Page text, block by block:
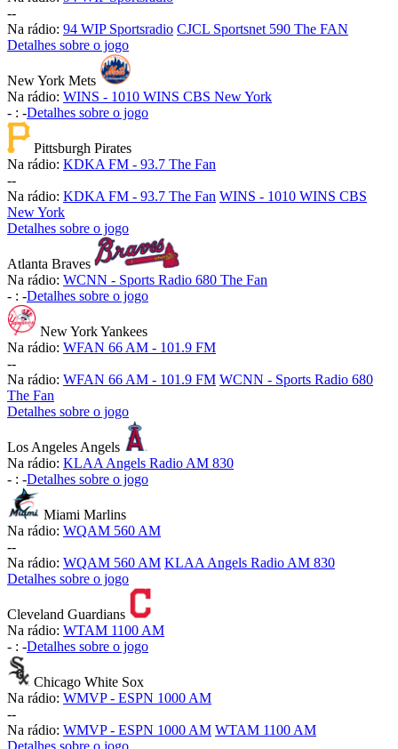
--
Na rádio: 94 WIP Sportsradio CJCL Sportsnet 590 The FAN
Detalhes sobre o jogo
New York Mets
Na rádio: WINS - 1010 WINS CBS New York
- : -Detalhes sobre o jogo
Pittsburgh Pirates
Na rádio: KDKA FM - 93.7 The Fan
--
Na rádio: KDKA FM - 93.7 The Fan WINS - 1010 WINS CBS
New York
Detalhes sobre o jogo
Atlanta Braves
Na rádio: WCNN - Sports Radio 680 The Fan
- : -Detalhes sobre o jogo
New York Yankees
Na rádio: WFAN 66 AM - 101.9 FM
--
Na rádio: WFAN 66 AM - 101.9 FM WCNN - Sports Radio 680
The Fan
Detalhes sobre o jogo
Los Angeles Angels
Na rádio: KLAA Angels Radio AM 830
- : -Detalhes sobre o jogo
Miami Marlins
Na rádio: WQAM 560 AM
--
Na rádio: WQAM 560 AM KLAA Angels Radio AM 830
Detalhes sobre o jogo
Cleveland Guardians
Na rádio: WTAM 1100 AM
- : -Detalhes sobre o jogo
Chicago White Sox
Na rádio: WMVP - ESPN 1000 AM
--
Na rádio: WMVP - ESPN 1000 AM WTAM 1100 AM